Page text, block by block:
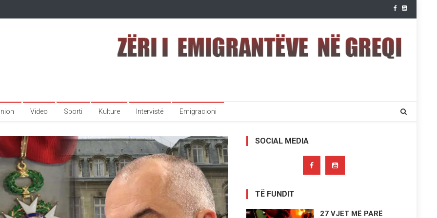
Video Sporti Kulture Intervistë Emigracioni
SOCIAL MEDIA
TË FUNDIT
27 VJET MË PARË